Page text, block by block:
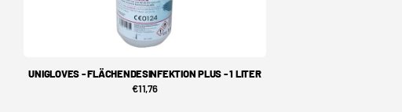
UNIGLOVES - FLÄCHENDESINFEKTION PLUS - 1 LITER
€11,76